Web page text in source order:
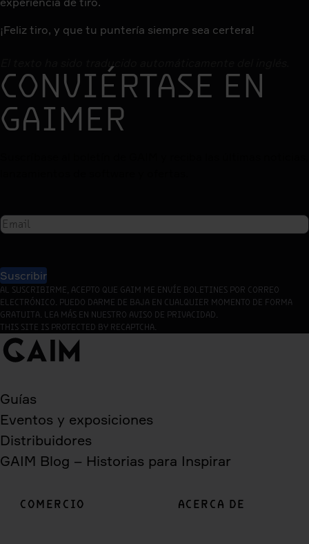
¡Feliz tiro, y que tu puntería siempre sea certera!
El texto ha sido traducido automáticamente del inglés.
CONVIÉRTASE EN
GAIMER
Suscribir
AL SUSCRIBIRME, ACEPTO QUE GAIM ME ENVÍE BOLETINES POR CORREO
ELECTRÓNICO. PUEDO DARME DE BAJA EN CUALQUIER MOMENTO DE FORMA
GRATUITA. LEA MÁS EN NUESTRO AVISO DE PRIVACIDAD.
THIS SITE IS PROTECTED BY RECAPTCHA.
Guías
Eventos y exposiciones
Distribuidores
GAIM Blog – Historias para Inspirar
COMERCIO ACERCA DE